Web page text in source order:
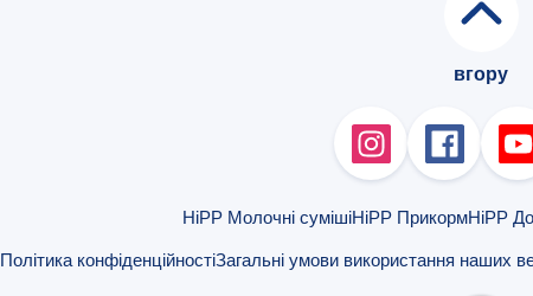
вгору
HiPP Молочні сумішіHiPP ПрикормHiPP
Політика конфіденційностіЗагальні умови використання наших